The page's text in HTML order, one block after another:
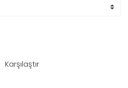
Karşılaştır